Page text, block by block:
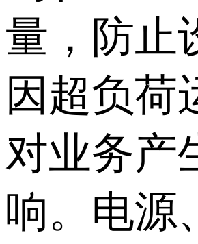
量，防止
因超负荷
对业务产
响。电源